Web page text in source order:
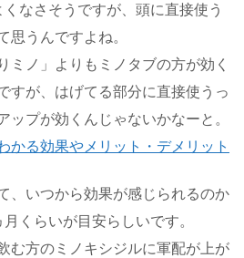
なさそうですが、頭に直接使う
思うんですよね。
ミノ」よりもミノタブの方が効く
すが、はげてる部分に直接使うっ
ップが効くんじゃないかなーと。
かる効果やメリット・デメリット
、いつから効果が感じられるのか
くらいが目安らしいです。
む方のミノキシジルに軍配が上が